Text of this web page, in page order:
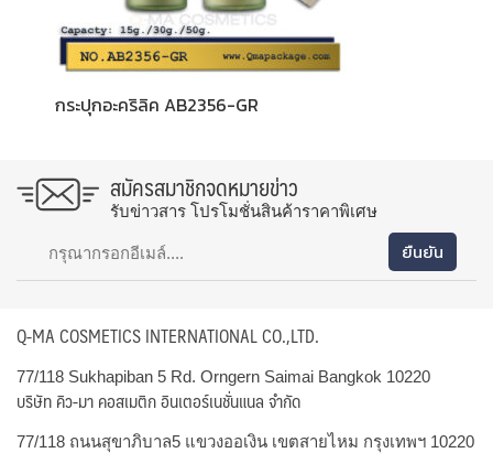
กระปุกอะคริลิค AB2356-GR
สมัครสมาชิกจดหมายข่าว
รับข่าวสาร โปรโมชั่นสินค้าราคาพิเศษ
Q-MA COSMETICS INTERNATIONAL CO.,LTD.
77/118 Sukhapiban 5 Rd. Orngern Saimai Bangkok 10220
บริษัท คิว-มา คอสเมติก อินเตอร์เนชั่นแนล จำกัด
77/118 ถนนสุขาภิบาล5 แขวงออเงิน เขตสายไหม กรุงเทพฯ 10220